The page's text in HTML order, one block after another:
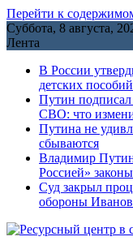
Перейти к
Суббота, 8 августа,
Лента
В России
детских пособий
Путин подписал
СВО: что
Путина не
сбываются
Владимир
Россией»
Cуд закрыл
обороны